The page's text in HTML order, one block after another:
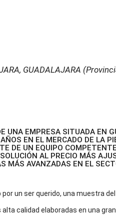
GUADALAJARA
UNA EMPRESA SITUADA EN
EN EL MERCADO DE LA
DE UN EQUIPO
AL PRECIO MÁS
MÁS AVANZADAS EN EL
un ser querido, una muestra
alta calidad elaboradas en una